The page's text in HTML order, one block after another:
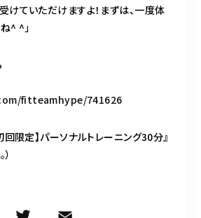
けていただけますよ！まずは、一度体
^ ^」
fitteamhype/741626
初回限定】パーソナルトレーニング30分』